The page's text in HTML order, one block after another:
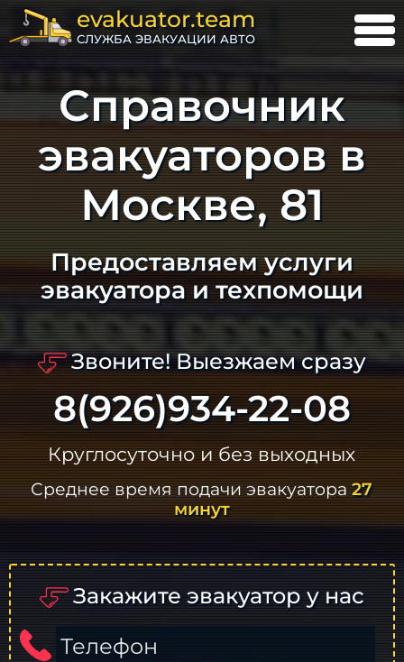
evakuator.team
СЛУЖБА ЭВАКУАЦИИ АВТО
Справочник
эвакуаторов в
Москве, 81
Предоставляем услуги
эвакуатора и техпомощи
Звоните! Выезжаем сразу
8(926)934-22-08
Круглосуточно и без выходных
Среднее время подачи эвакуатора27
минут
Закажите эвакуатор у нас
Телефон